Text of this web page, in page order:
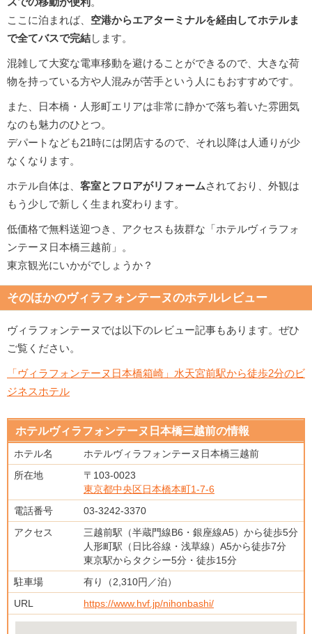
ここに泊まれば、 空港からエアターミナルを経由してホテルま
で全てバスで完結します。
混雑して大変な電車移動を避けることができるので、大きな荷
物を持っている方や人混みが苦手という人にもおすすめです。
また、日本橋・人形町エリアは非常に静かで落ち着いた雰囲気
なのも魅力のひとつ。
デパートなども21時には閉店するので、それ以降は人通りが少
なくなります。
ホテル自体は、 客室とフロアがリフォームされており、外観は
もう少しで新しく生まれ変わります。
低価格で無料送迎つき、アクセスも抜群な「ホテルヴィラフォ
ンテーヌ日本橋三越前」。
東京観光にいかがでしょうか？
そのほかのヴィラフォンテーヌのホテルレビュー
ヴィラフォンテーヌでは以下のレビュー記事もあります。ぜひ
ご覧ください。
「ヴィラフォンテーヌ日本橋箱崎」水天宮前駅から徒歩2分のビ
ジネスホテル
ホテルヴィラフォンテーヌ日本橋三越前の情報
ホテル名
ホテルヴィラフォンテーヌ日本橋三越前
所在地
〒103-0023
東京都中央区日本橋本町1-7-6
電話番号
03-3242-3370
アクセス
三越前駅（半蔵門線B6・銀座線A5）から徒歩5分
人形町駅（日比谷線・浅草線）A5から徒歩7分
東京駅からタクシー5分・徒歩15分
駐車場
有り（2,310円／泊）
URL
https://www.hvf.jp/nihonbashi/